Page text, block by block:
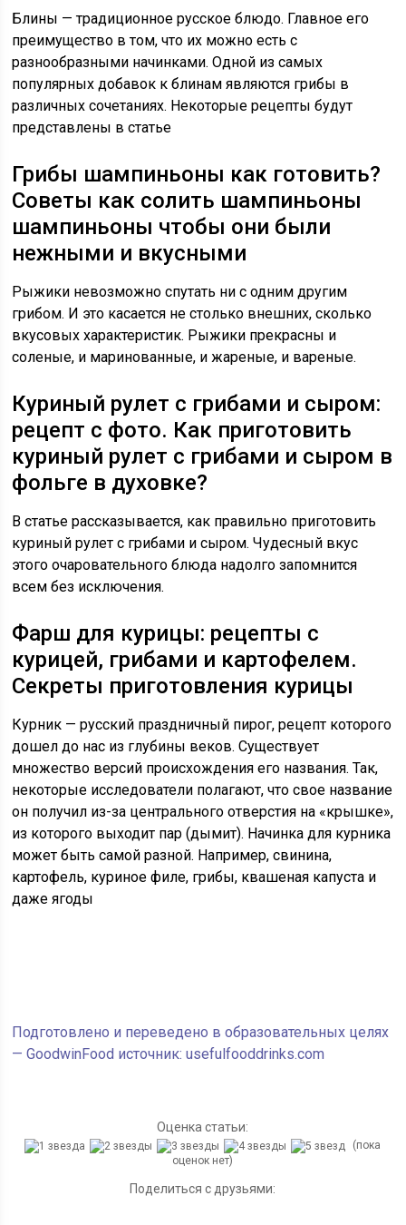
Блины — традиционное русское блюдо. Главное его
преимущество в том, что их можно есть с
разнообразными начинками. Одной из самых
популярных добавок к блинам являются грибы в
различных сочетаниях. Некоторые рецепты будут
представлены в статье
Грибы шампиньоны как готовить?
Советы как солить шампиньоны
шампиньоны чтобы они были
нежными и вкусными
Рыжики невозможно спутать ни с одним другим
грибом. И это касается не столько внешних, сколько
вкусовых характеристик. Рыжики прекрасны и
соленые, и маринованные, и жареные, и вареные.
Куриный рулет с грибами и сыром:
рецепт с фото. Как приготовить
куриный рулет с грибами и сыром в
фольге в духовке?
В статье рассказывается, как правильно приготовить
куриный рулет с грибами и сыром. Чудесный вкус
этого очаровательного блюда надолго запомнится
всем без исключения.
Фарш для курицы: рецепты с
курицей, грибами и картофелем.
Секреты приготовления курицы
Курник — русский праздничный пирог, рецепт которого
дошел до нас из глубины веков. Существует
множество версий происхождения его названия. Так,
некоторые исследователи полагают, что свое название
он получил из-за центрального отверстия на «крышке»,
из которого выходит пар (дымит). Начинка для курника
может быть самой разной. Например, свинина,
картофель, куриное филе, грибы, квашеная капуста и
даже ягоды
Подготовлено и переведено в образовательных целях
— GoodwinFood источник: usefulfooddrinks.com
Оценка статьи:
(пока
оценок нет)
Поделиться с друзьями: